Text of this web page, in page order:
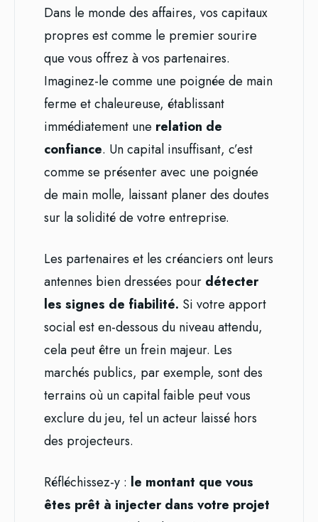
Dans le monde des affaires, vos capitaux
propres est comme le premier sourire
que vous offrez à vos partenaires.
Imaginez-le comme une poignée de main
ferme et chaleureuse, établissant
immédiatement une relation de
confiance. Un capital insuffisant, c’est
comme se présenter avec une poignée
de main molle, laissant planer des doutes
sur la solidité de votre entreprise.
Les partenaires et les créanciers ont leurs
antennes bien dressées pour détecter
les signes de fiabilité. Si votre apport
social est en-dessous du niveau attendu,
cela peut être un frein majeur. Les
marchés publics, par exemple, sont des
terrains où un capital faible peut vous
exclure du jeu, tel un acteur laissé hors
des projecteurs.
Réfléchissez-y : le montant que vous
êtes prêt à injecter dans votre projet